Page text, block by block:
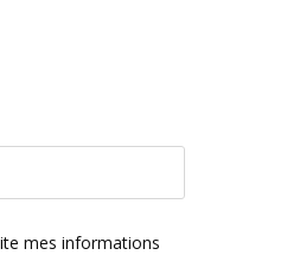
mes informations